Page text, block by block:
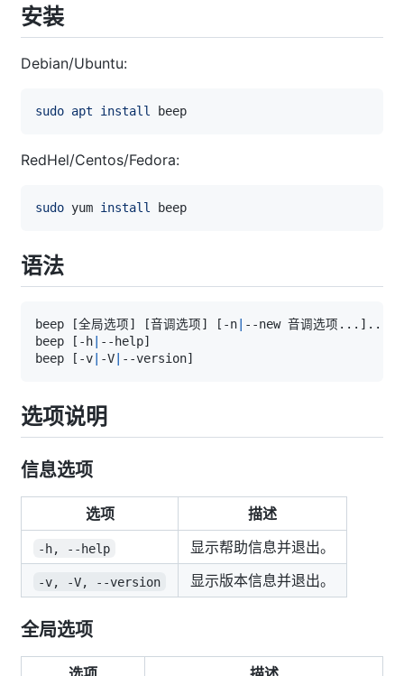
安装
Debian/Ubuntu:
sudo apt install
RedHel/Centos/Fedora:
sudo yum install
语法
beep [全局选项] [音调选项] [ -n --new 音调选项 .. . ] ..
beep
[ -h --help]
beep
[ -v -V --version]
选项说明
信息选项
选项 描述
-h, --help 显示帮助信息并退出。
-v, -V, --version 显示版本信息并退出。
全局选项